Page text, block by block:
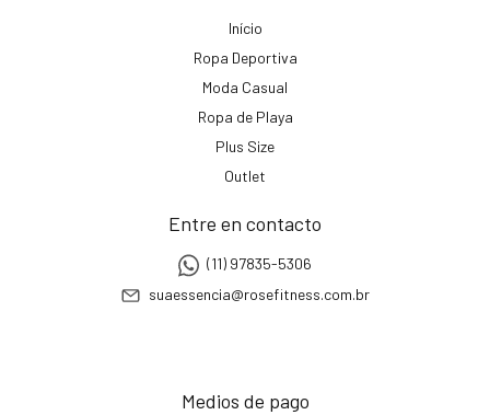
Início
Ropa Deportiva
Moda Casual
Ropa de Playa
Plus Size
Outlet
Entre en contacto
(11) 97835-5306
suaessencia@rosefitness.com.br
Medios de pago